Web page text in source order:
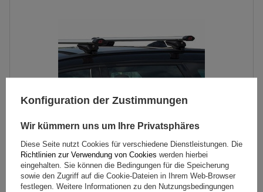
G3 Airflow 60.210 Dachträger für traditionelle und
integrierte Aluminiumschienen
Konfiguration der Zustimmungen
Wir kümmern uns um Ihre Privatsphäres
Diese Seite nutzt Cookies für verschiedene Dienstleistungen. Die
Richtlinien zur Verwendung von Cookies werden hierbei
eingehalten. Sie können die Bedingungen für die Speicherung
sowie den Zugriff auf die Cookie-Dateien in Ihrem Web-Browser
festlegen. Weitere Informationen zu den Nutzungsbedingungen